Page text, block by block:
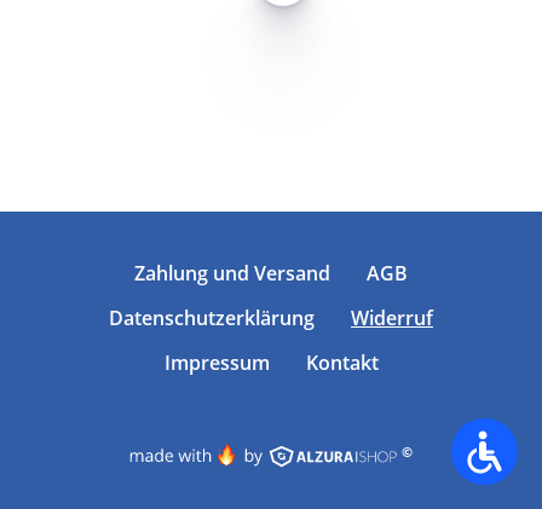
Zahlung und Versand
AGB
Datenschutzerklärung
Widerruf
Impressum
Kontakt
©